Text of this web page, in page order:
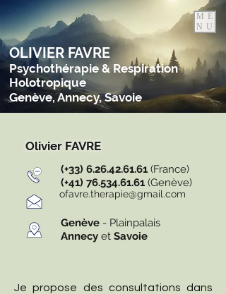
ME
NU
OLIVIER FAVRE
Psychothérapie & Respiration
Holotropique
Genève, Annecy, Savoie
Olivier FAVRE
(+33) 6.26.42.61.61 (France)
(+41) 76.534.61.61 (Genève)
ofavre.therapie@gmail.com
Genève - Plainpalais
Annecy et Savoie
Je propose des consultations dans